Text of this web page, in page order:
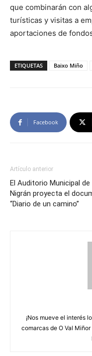
que combinarán con
turísticas y visitas a
aportaciones de
ETIQUETAS Baixo Miño
Facebook
Artículo anterior
El Auditorio Municipal de
Nigrán proyecta el
“Diario de un camino”
¡Nos mueve el interés
comarcas de O Val